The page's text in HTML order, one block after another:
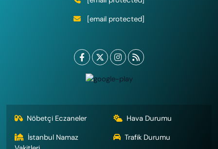
[email protected]
Nöbetçi Eczaneler
Hava Durumu
İstanbul Namaz
Trafik Durumu